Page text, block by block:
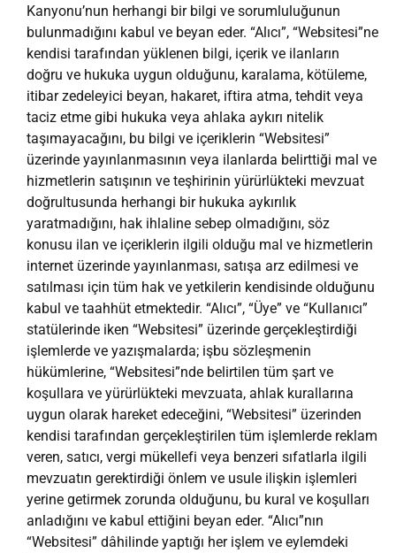
Kanyonu’nun herhangi bir bilgi ve sorumluluğunun
bulunmadığını kabul ve beyan eder. “Alıcı”, “Websitesi”ne
kendisi tarafından yüklenen bilgi, içerik ve ilanların
doğru ve hukuka uygun olduğunu, karalama, kötüleme,
itibar zedeleyici beyan, hakaret, iftira atma, tehdit veya
taciz etme gibi hukuka veya ahlaka aykırı nitelik
taşımayacağını, bu bilgi ve içeriklerin “Websitesi”
üzerinde yayınlanmasının veya ilanlarda belirttiği mal ve
hizmetlerin satışının ve teşhirinin yürürlükteki mevzuat
doğrultusunda herhangi bir hukuka aykırılık
yaratmadığını, hak ihlaline sebep olmadığını, söz
konusu ilan ve içeriklerin ilgili olduğu mal ve hizmetlerin
internet üzerinde yayınlanması, satışa arz edilmesi ve
satılması için tüm hak ve yetkilerin kendisinde olduğunu
kabul ve taahhüt etmektedir. “Alıcı”, “Üye” ve “Kullanıcı”
statülerinde iken “Websitesi” üzerinde gerçekleştirdiği
işlemlerde ve yazışmalarda; işbu sözleşmenin
hükümlerine, “Websitesi”nde belirtilen tüm şart ve
koşullara ve yürürlükteki mevzuata, ahlak kurallarına
uygun olarak hareket edeceğini, “Websitesi” üzerinden
kendisi tarafından gerçekleştirilen tüm işlemlerde reklam
veren, satıcı, vergi mükellefi veya benzeri sıfatlarla ilgili
mevzuatın gerektirdiği önlem ve usule ilişkin işlemleri
yerine getirmek zorunda olduğunu, bu kural ve koşulları
anladığını ve kabul ettiğini beyan eder. “Alıcı”nın
“Websitesi” dâhilinde yaptığı her işlem ve eylemdeki